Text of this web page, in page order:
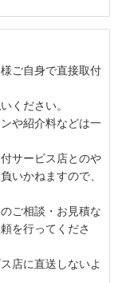
ご自身で直接取付
ください。
や紹介料などは一
サービス店とのや
いかねますので、
ご相談・お見積な
を行ってくださ
店に直送しないよ